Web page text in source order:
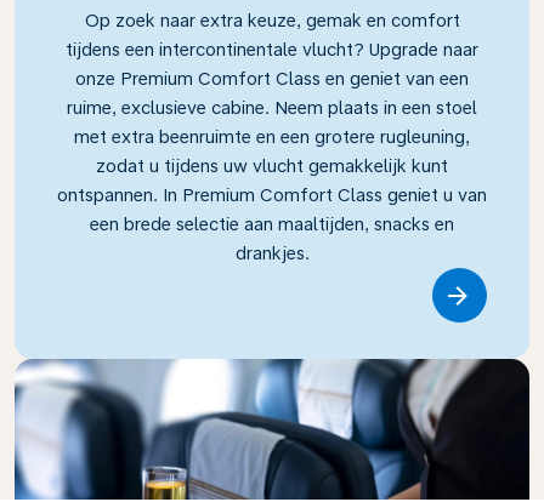
Op zoek naar extra keuze, gemak en comfort
tijdens een intercontinentale vlucht? Upgrade naar
onze Premium Comfort Class en geniet van een
ruime, exclusieve cabine. Neem plaats in een stoel
met extra beenruimte en een grotere rugleuning,
zodat u tijdens uw vlucht gemakkelijk kunt
ontspannen. In Premium Comfort Class geniet u van
een brede selectie aan maaltijden, snacks en
drankjes.